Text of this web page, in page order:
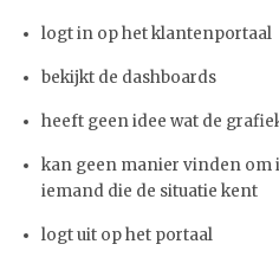
logt in op het klantenportaal
bekijkt de dashboards
heeft geen idee wat de
kan geen manier vinden
iemand die de situatie kent
logt uit op het portaal